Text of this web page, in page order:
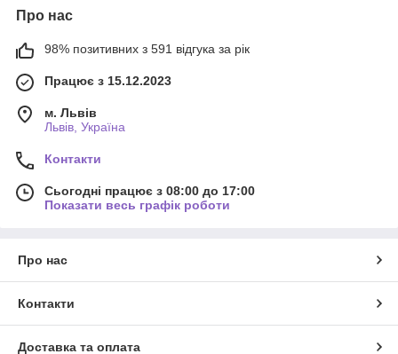
Про нас
98% позитивних з 591 відгука за рік
Працює з 15.12.2023
м. Львів
Львів, Україна
Контакти
Сьогодні працює з 08:00 до 17:00
Показати весь графік роботи
Про нас
Контакти
Доставка та оплата